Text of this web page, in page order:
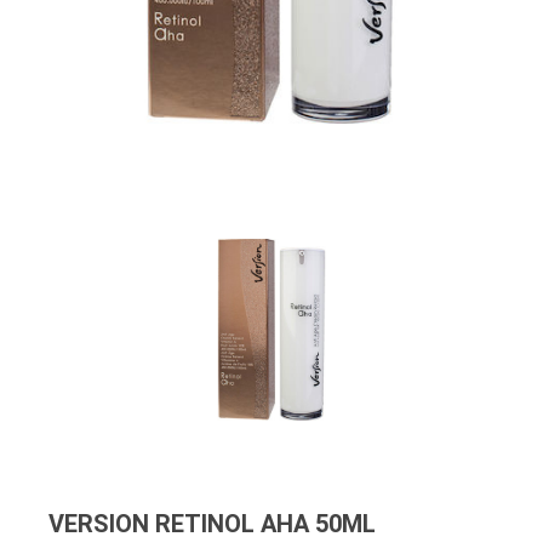
VERSION RETINOL AHA 50ML